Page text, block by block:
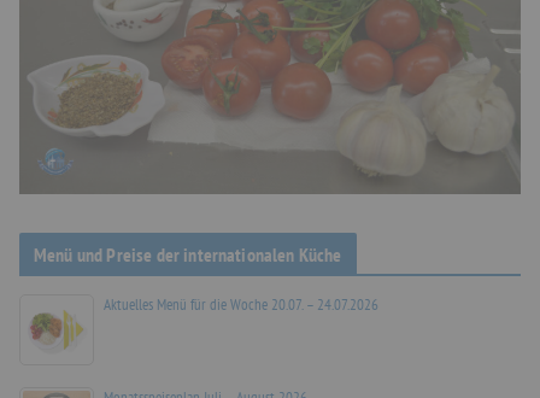
Menü und Preise der internationalen Küche
Aktuelles Menü für die Woche 20.07. – 24.07.2026